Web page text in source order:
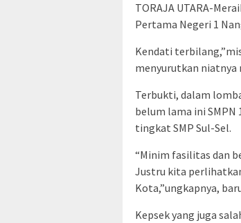
TORAJA UTARA-
Pertama Negeri 1
Kendati
menyurutkan niatnya
Terbukti, dalam
belum lama ini SMPN
tingkat SMP Sul-Sel.
“Minim fasilitas dan
Justru kita
Kota,”ungkapnya,
Kepsek yang juga